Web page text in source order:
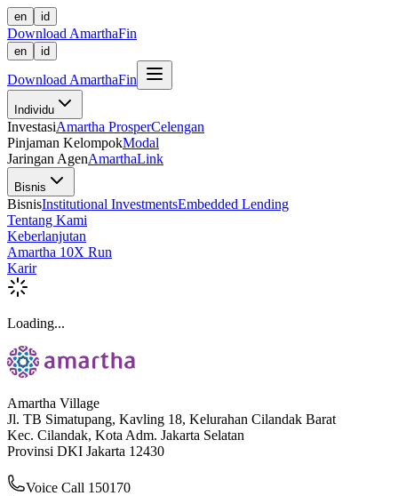
en id
Download AmarthaFin
en id
Download AmarthaFin
Individu
InvestasiAmartha ProsperCelengan
Pinjaman KelompokModal
Jaringan AgenAmarthaLink
Bisnis
BisnisInstitutional InvestmentsEmbedded Lending
Tentang Kami
Keberlanjutan
Amartha 10X Run
Karir
Loading...
Amartha Village
Jl. TB Simatupang, Kavling 18, Kelurahan Cilandak Barat
Kec. Cilandak, Kota Adm. Jakarta Selatan
Provinsi DKI Jakarta 12430
Voice Call 150170